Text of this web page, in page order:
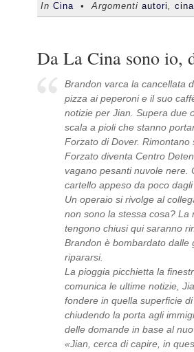
In Cina • Argomenti autori, cina
Da La Cina sono io,
Brandon varca la cancellata
pizza ai peperoni e il suo
notizie per Jian. Supera due
scala a pioli che stanno
Forzato di Dover.
Forzato diventa Centro
vagano pesanti nuvole nere.
cartello appeso da poco
Un operaio si rivolge al
non sono la stessa cosa?
tengono chiusi qui saranno
Brandon è bombardato dalle
ripararsi.
La pioggia picchietta la
comunica le ultime notizie,
fondere in quella superficie
chiudendo la porta agli
delle domande in base al
«Jian, cerca di capire, in